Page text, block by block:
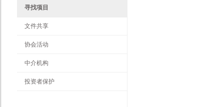
寻找项目
文件共享
协会活动
中介机构
投资者保护